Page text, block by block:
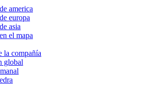
america
europa
asia
el mapa
la compañía
global